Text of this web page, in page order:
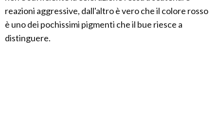
reazioni aggressive, dall'altro è vero che il colore rosso
è uno dei pochissimi pigmenti che il bue riesce a
distinguere.